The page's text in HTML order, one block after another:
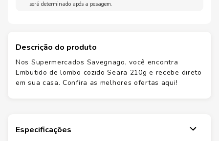
será determinado após a pesagem.
Descrição do produto
Nos Supermercados Savegnago, você encontra
Embutido de lombo cozido Seara 210g e recebe direto
em sua casa. Confira as melhores ofertas aqui!
Especificações